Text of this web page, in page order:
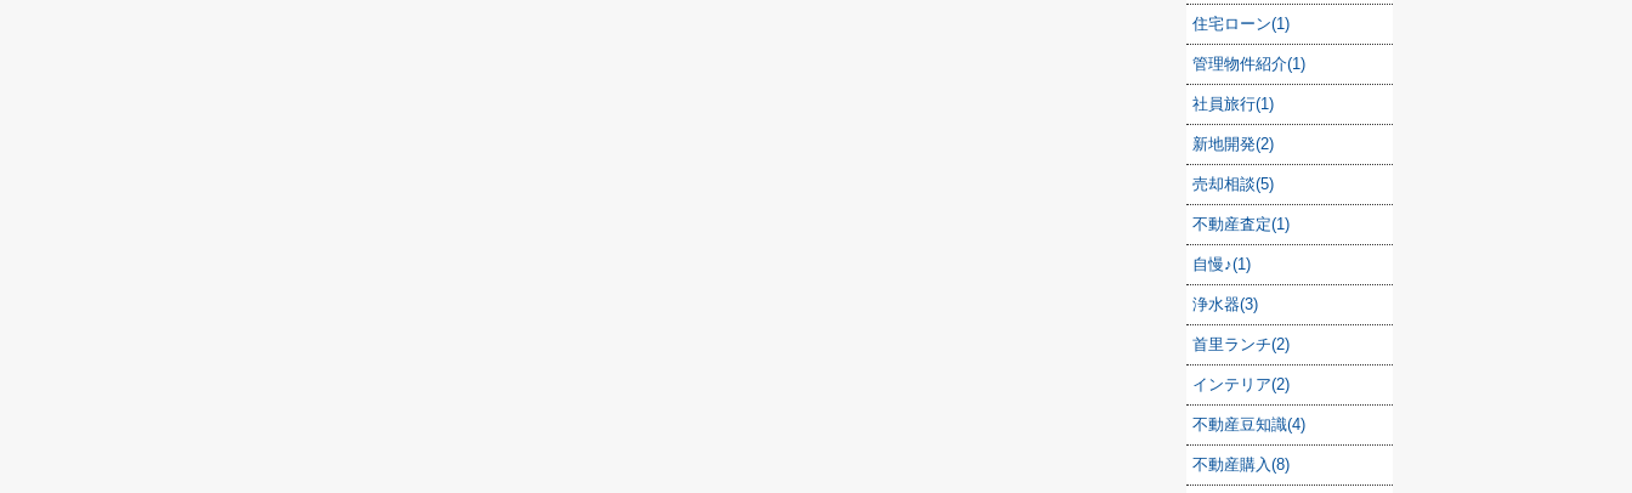
住宅ローン(1)
管理物件紹介(1)
社員旅行(1)
新地開発(2)
売却相談(5)
不動産査定(1)
自慢♪(1)
浄水器(3)
首里ランチ(2)
インテリア(2)
不動産豆知識(4)
不動産購入(8)